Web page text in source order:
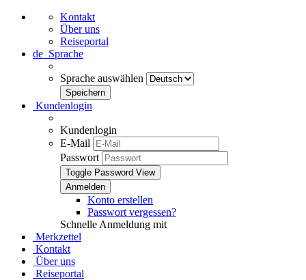
Kontakt
Über uns
Reiseportal
de Sprache
Sprache auswählen
Kundenlogin
Kundenlogin
E-Mail
Passwort
Toggle Password View
Konto erstellen
Passwort vergessen?
Schnelle Anmeldung mit
Merkzettel
Kontakt
Über uns
Reiseportal